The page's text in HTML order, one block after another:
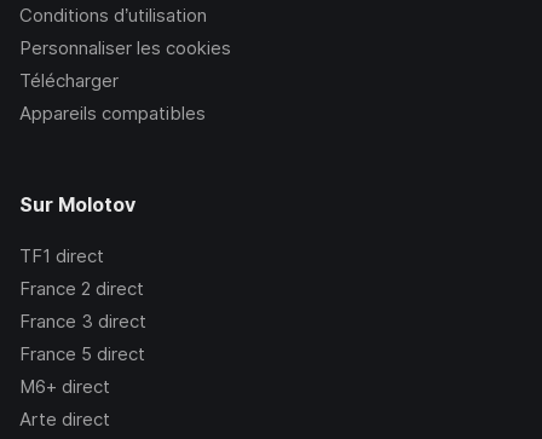
Conditions d’utilisation
Personnaliser les cookies
Télécharger
Appareils compatibles
Sur Molotov
TF1 direct
France 2 direct
France 3 direct
France 5 direct
M6+ direct
Arte direct